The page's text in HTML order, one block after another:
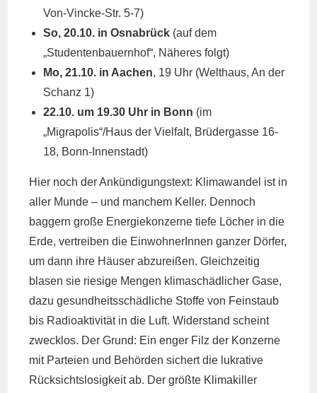
Von-Vincke-Str. 5-7)
So, 20.10. in Osnabrück (auf dem
„Studentenbauernhof“, Näheres folgt)
Mo, 21.10. in Aachen, 19 Uhr (Welthaus, An der
Schanz 1)
22.10. um 19.30 Uhr in Bonn (im
„Migrapolis“/Haus der Vielfalt, Brüdergasse 16-
18, Bonn-Innenstadt)
Hier noch der Ankündigungstext: Klimawandel ist in
aller Munde – und manchem Keller. Dennoch
baggern große Energiekonzerne tiefe Löcher in die
Erde, vertreiben die EinwohnerInnen ganzer Dörfer,
um dann ihre Häuser abzureißen. Gleichzeitig
blasen sie riesige Mengen klimaschädlicher Gase,
dazu gesundheitsschädliche Stoffe von Feinstaub
bis Radioaktivität in die Luft. Widerstand scheint
zwecklos. Der Grund: Ein enger Filz der Konzerne
mit Parteien und Behörden sichert die lukrative
Rücksichtslosigkeit ab. Der größte Klimakiller